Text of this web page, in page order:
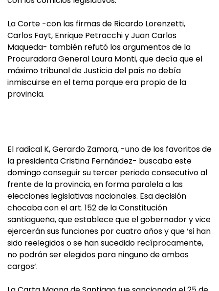
La Corte -con las firmas de Ricardo Lorenzetti,
Carlos Fayt, Enrique Petracchi y Juan Carlos
Maqueda- también refutó los argumentos de la
Procuradora General Laura Monti, que decía que el
máximo tribunal de Justicia del país no debía
inmiscuirse en el tema porque era propio de la
provincia.
El radical K, Gerardo Zamora, -uno de los favoritos de
la presidenta Cristina Fernández- buscaba este
domingo conseguir su tercer periodo consecutivo al
frente de la provincia, en forma paralela a las
elecciones legislativas nacionales. Esa decisión
chocaba con el art. 152 de la Constitución
santiagueña, que establece que el gobernador y vice
ejercerán sus funciones por cuatro años y que ‘si han
sido reelegidos o se han sucedido recíprocamente,
no podrán ser elegidos para ninguno de ambos
cargos‘.